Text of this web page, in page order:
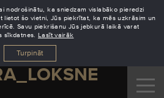
nodrošinātu, ka sniedzam vislabāko pieredzi
lietot šo vietni, Jūs piekrītat, ka mēs uzkrāsim un
Savu piekrišanu Jūs jebkurā laikā varat
sīkdatnes. Lasīt vairāk
Turpināt